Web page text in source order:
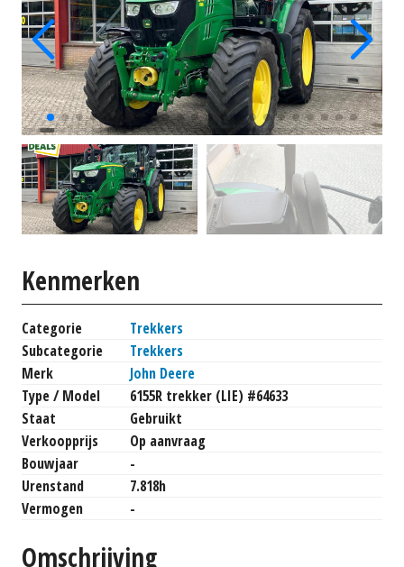
Kenmerken
Categorie
Trekkers
Subcategorie
Trekkers
Merk
John Deere
Type / Model
6155R trekker (LIE) #64633
Staat
Gebruikt
Verkoopprijs
Op aanvraag
Bouwjaar
-
Urenstand
7.818h
Vermogen
-
Omschrijving